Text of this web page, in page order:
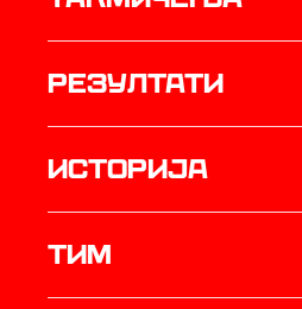
резултати
историја
ТИМ